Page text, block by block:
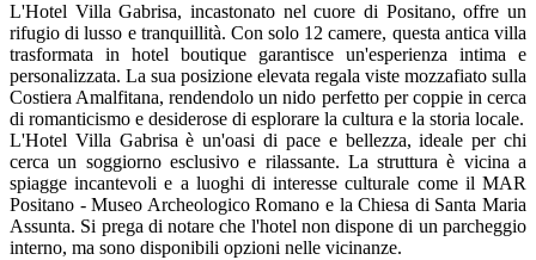
L'Hotel Villa Gabrisa, incastonato nel cuore di Positano, offre un
rifugio di lusso e tranquillità. Con solo 12 camere, questa antica villa
trasformata in hotel boutique garantisce un'esperienza intima e
personalizzata. La sua posizione elevata regala viste mozzafiato sulla
Costiera Amalfitana, rendendolo un nido perfetto per coppie in cerca
di romanticismo e desiderose di esplorare la cultura e la storia locale.
L'Hotel Villa Gabrisa è un'oasi di pace e bellezza, ideale per chi
cerca un soggiorno esclusivo e rilassante. La struttura è vicina a
spiagge incantevoli e a luoghi di interesse culturale come il MAR
Positano - Museo Archeologico Romano e la Chiesa di Santa Maria
Assunta. Si prega di notare che l'hotel non dispone di un parcheggio
interno, ma sono disponibili opzioni nelle vicinanze.